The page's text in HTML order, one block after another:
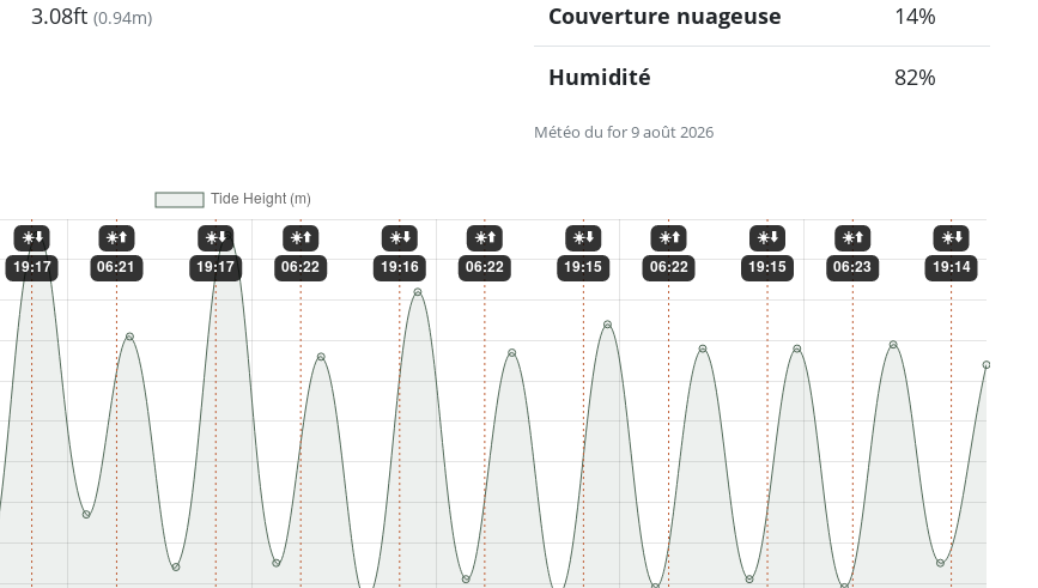
3.08ft (0.94m)
Météo du for 9 août 2026
Couverture nuageuse 14%
Humidité 82%